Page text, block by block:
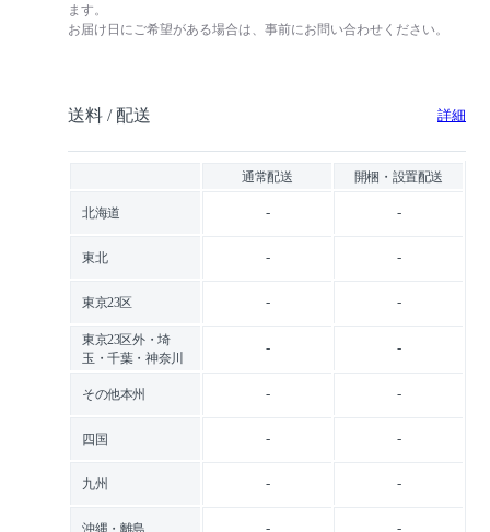
ます。
お届け日にご希望がある場合は、事前にお問い合わせください。
送料 / 配送 詳細
通常配送 開梱・設置配送
北海道 - -
東北 - -
東京23区 - -
東京23区外・埼
玉・千葉・神奈川
- -
その他本州 - -
四国 - -
九州 - -
沖縄・離島 - -